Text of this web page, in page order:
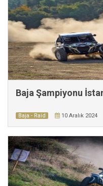
Baja Şampiyonu
Baja - Raid 10 Aralık 2024